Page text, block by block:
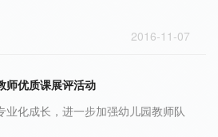
2016-11-07
师优质课展评活动
业化成长，进一步加强幼儿园教师队